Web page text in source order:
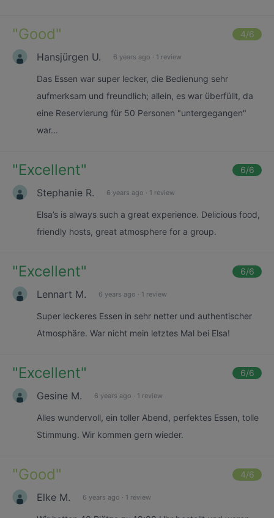
"Good" 4/6
Hansjürgen U. 6 years ago · 1 review
Das Essen war super lecker, die Bedienung sehr
aufmerksam und freundlich; allein, es war überfüllt, da
eine Reservierung für 50 Personen "untergegangen"
war...
"Excellent" 6/6
Stephanie R. 6 years ago · 1 review
Elsa’s is always such a great experience. Delicious food,
friendly hosts, great atmosphere for a group.
"Excellent" 6/6
Lennart M. 6 years ago · 1 review
Super leckeres Essen in sehr netter und authentischer
Atmosphäre. War nicht mein letztes Mal bei Elsa!
"Excellent" 6/6
Gesine M. 6 years ago · 1 review
Alles wundervoll, ein toller Abend, perfektes Essen, tolle
Stimmung. Wir kommen gern wieder.
"Good" 4/6
Elke M. 6 years ago · 1 review